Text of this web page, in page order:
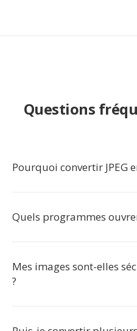
Questions
Pourquoi convertir JPEG
Quels programmes
Mes images sont-elles
?